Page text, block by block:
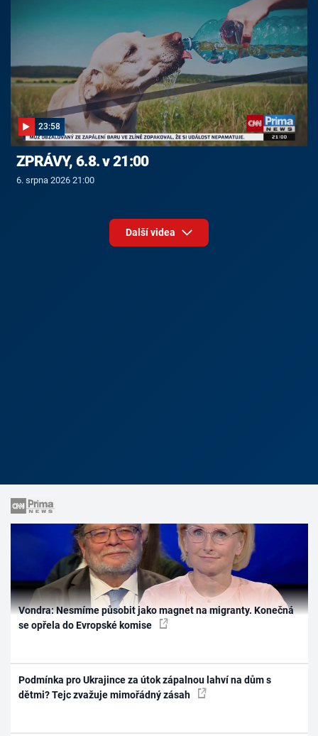
23:58
ZPRÁVY, 6.8. v 21:00
6. srpna 2026 21:00
Další videa
Vondra: Nesmíme působit jako magnet na migranty. Konečná
se opřela do Evropské komise
Podmínka pro Ukrajince za útok zápalnou lahví na dům s
dětmi? Tejc zvažuje mimořádný zásah